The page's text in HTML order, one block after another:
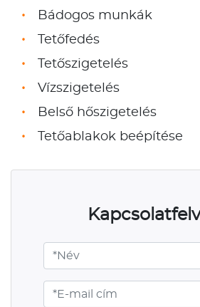
Bádogos munkák
Tetőfedés
Tetőszigetelés
Vízszigetelés
Belső hőszigetelés
Tetőablakok beépítése